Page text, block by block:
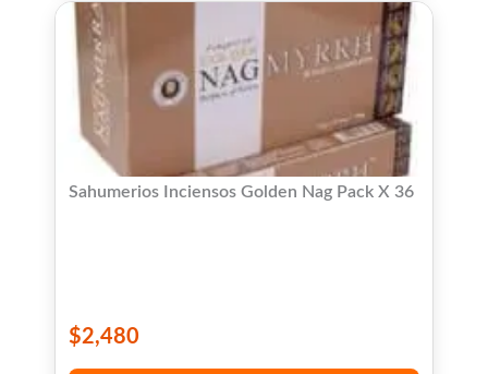
Sahumerios Inciensos Golden Nag Pack X 36
$2,480